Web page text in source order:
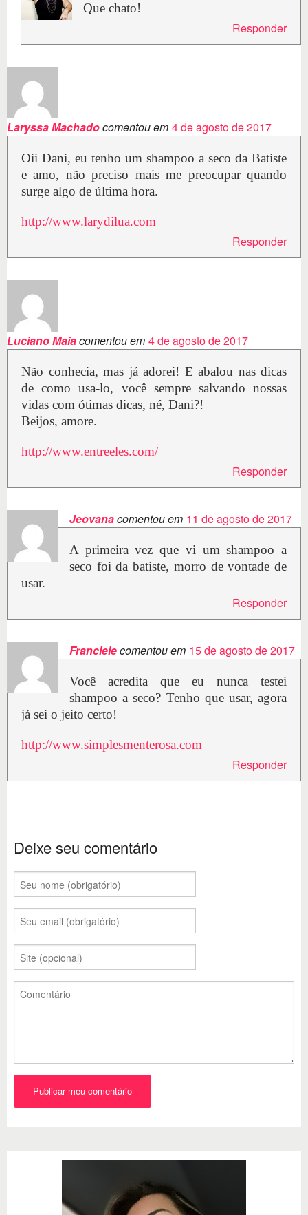
Que chato!
Responder
Laryssa Machadocomentou em 4 de agosto de 2017
Oii Dani, eu tenho um shampoo a seco da Batiste
e amo, não preciso mais me preocupar quando
surge algo de última hora.
http://www.larydilua.com
Responder
Luciano Maiacomentou em 4 de agosto de 2017
Não conhecia, mas já adorei! E abalou nas dicas
de como usa-lo, você sempre salvando nossas
vidas com ótimas dicas, né, Dani?!
Beijos, amore.
http://www.entreeles.com/
Responder
Jeovanacomentou em 11 de agosto de 2017
A primeira vez que vi um shampoo a
seco foi da batiste, morro de vontade de
usar.
Responder
Francielecomentou em 15 de agosto de 2017
Você acredita que eu nunca testei
shampoo a seco? Tenho que usar, agora
já sei o jeito certo!
http://www.simplesmenterosa.com
Responder
Deixe seu comentário